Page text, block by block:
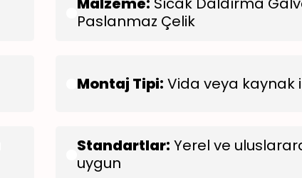
Paslanmaz Çelik
Montaj Tipi: Vida veya kaynak
Standartlar: Yerel ve
uygun